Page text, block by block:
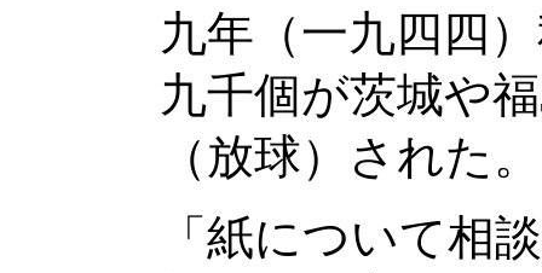
九年（一九四四
九千個が茨城や
（放球）された。
「紙について相